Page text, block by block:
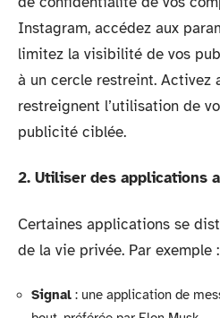
Instagram, accédez aux
limitez la visibilité de vos
à un cercle restreint. Activez
restreignent l’utilisation de
publicité ciblée.
2. Utiliser des applications
Certaines applications se
de la vie privée. Par exemple :
Signal : une application de